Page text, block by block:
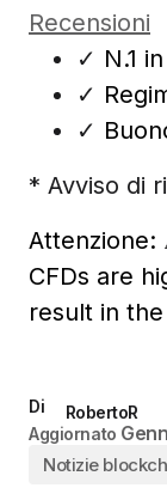
Recensioni
✓ N.1
✓
✓
* Avviso di
Attenzione:
CFDs are
result in
Di
RobertoR
Aggiornato
Notizie